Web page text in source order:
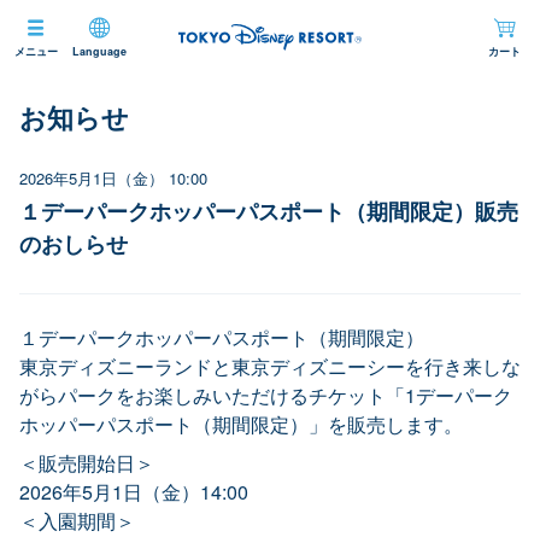
メニュー Language カート
お知らせ
2026年5月1日（金） 10:00
１デーパークホッパーパスポート（期間限定）販売
のおしらせ
１デーパークホッパーパスポート（期間限定）
東京ディズニーランドと東京ディズニーシーを行き来しな
がらパークをお楽しみいただけるチケット「1デーパーク
ホッパーパスポート（期間限定）」を販売します。
＜販売開始日＞
2026年5月1日（金）14:00
＜入園期間＞